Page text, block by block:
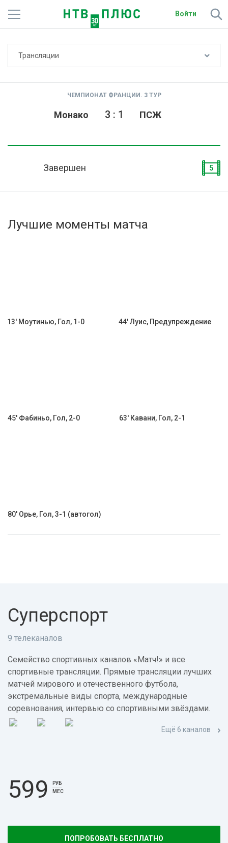
Войти
Активировать промокод
Трансляции
ЧЕМПИОНАТ ФРАНЦИИ. 3 ТУР
Монако ПСЖ
3 : 1
Завершен 5
Лучшие моменты матча
13' Моутинью, Гол, 1-0 44' Луис, Предупреждение
45' Фабиньо, Гол, 2-0 63' Кавани, Гол, 2-1
80' Орье, Гол, 3-1 (автогол)
Суперспорт
9 телеканалов
Семейство спортивных каналов «Матч!» и все
спортивные трансляции. Прямые трансляции лучших
матчей мирового и отечественного футбола,
экстремальные виды спорта, международные
соревнования, интервью со спортивными звёздами.
Ещё 6 каналов
599
РУБ
МЕС
ПОПРОБОВАТЬ БЕСПЛАТНО